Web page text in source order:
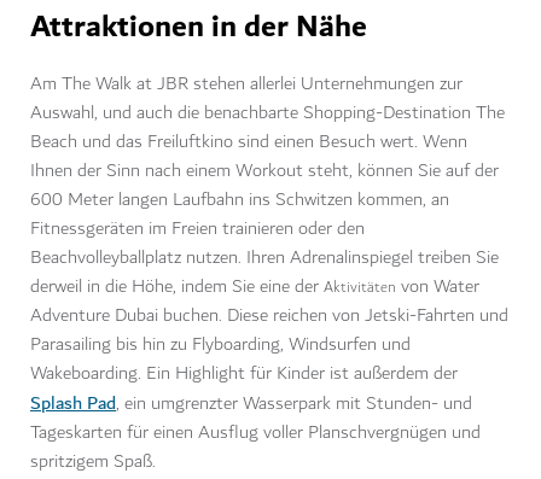
Attraktionen in der Nähe
Am The Walk at JBR stehen allerlei Unternehmungen zur
Auswahl, und auch die benachbarte Shopping-Destination The
Beach und das Freiluftkino sind einen Besuch wert. Wenn
Ihnen der Sinn nach einem Workout steht, können Sie auf der
600 Meter langen Laufbahn ins Schwitzen kommen, an
Fitnessgeräten im Freien trainieren oder den
Beachvolleyballplatz nutzen. Ihren Adrenalinspiegel treiben Sie
derweil in die Höhe, indem Sie eine derAktivitäten von Water
Adventure Dubai buchen. Diese reichen von Jetski-Fahrten und
Parasailing bis hin zu Flyboarding, Windsurfen und
Wakeboarding. Ein Highlight für Kinder ist außerdem der
Splash Pad, ein umgrenzter Wasserpark mit Stunden- und
Tageskarten für einen Ausflug voller Planschvergnügen und
spritzigem Spaß.